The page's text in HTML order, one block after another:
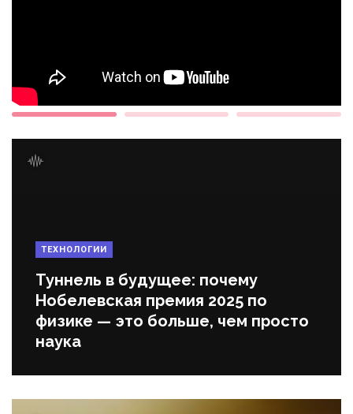
ТЕХНОЛОГИИ
Туннель в будущее: почему
Нобелевская премия 2025 по
физике — это больше, чем просто
наука